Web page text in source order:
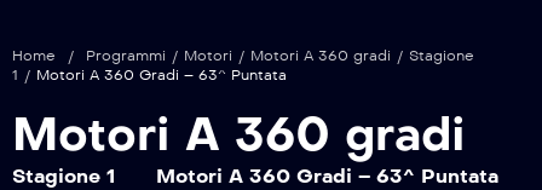
Motori A 360 Gradi – 58^ Puntata
Motori A 360 Gradi – 57^ Puntata
Home / Programmi / Motori / Motori A 360 gradi / Stagione
1 / Motori A 360 Gradi – 63^ Puntata
Motori A 360 gradi
Stagione 1 Motori A 360 Gradi – 63^ Puntata